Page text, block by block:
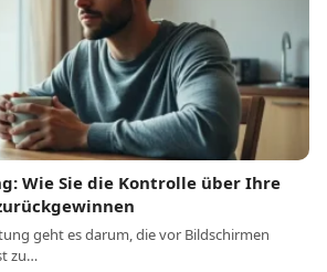
Wie Sie die Kontrolle über Ihre
geht es darum, die vor Bildschirmen
zu…